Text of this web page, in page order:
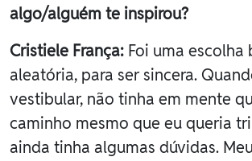
algo/alguém te inspirou?
Cristiele França: Foi uma escolha
aleatória, para ser sincera.
vestibular, não tinha em mente
caminho mesmo que eu queria
ainda tinha algumas dúvidas.